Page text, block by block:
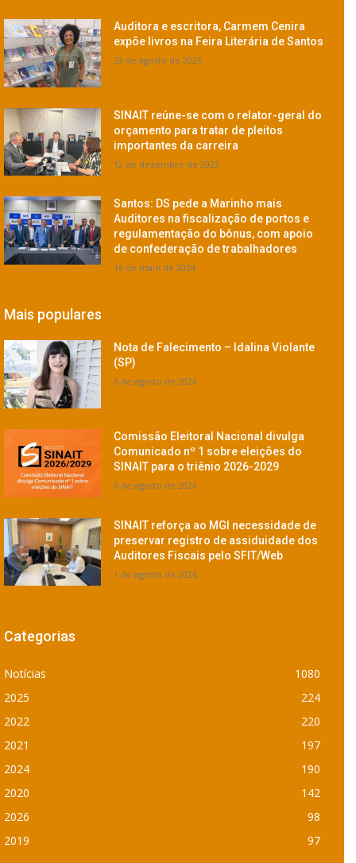
Auditora e escritora, Carmem Cenira
expõe livros na Feira Literária de Santos
23 de agosto de 2025
SINAIT reúne-se com o relator-geral do
orçamento para tratar de pleitos
importantes da carreira
12 de dezembro de 2023
Santos: DS pede a Marinho mais
Auditores na fiscalização de portos e
regulamentação do bônus, com apoio
de confederação de trabalhadores
16 de maio de 2024
Mais populares
Nota de Falecimento – Idalina Violante
(SP)
6 de agosto de 2026
Comissão Eleitoral Nacional divulga
Comunicado nº 1 sobre eleições do
SINAIT para o triênio 2026-2029
6 de agosto de 2026
SINAIT reforça ao MGI necessidade de
preservar registro de assiduidade dos
Auditores Fiscais pelo SFIT/Web
1 de agosto de 2026
Categorias
Notícias
1080
2025
224
2022
220
2021
197
2024
190
2020
142
2026
98
2019
97